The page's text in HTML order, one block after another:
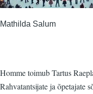
Mathilda Salum
Homme toimub Tartus
Rahvatantsijate ja õpetajate